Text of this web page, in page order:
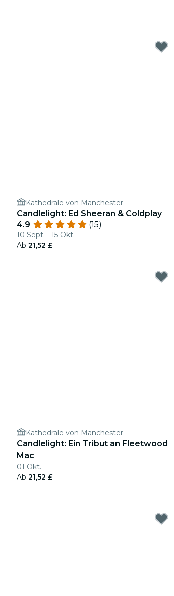
Kathedrale von Manchester
Candlelight: Ed Sheeran & Coldplay
4.9
(15)
10 Sept. - 15 Okt.
Ab 21,52 £
Kathedrale von Manchester
Candlelight: Ein Tribut an Fleetwood
Mac
01 Okt.
Ab 21,52 £